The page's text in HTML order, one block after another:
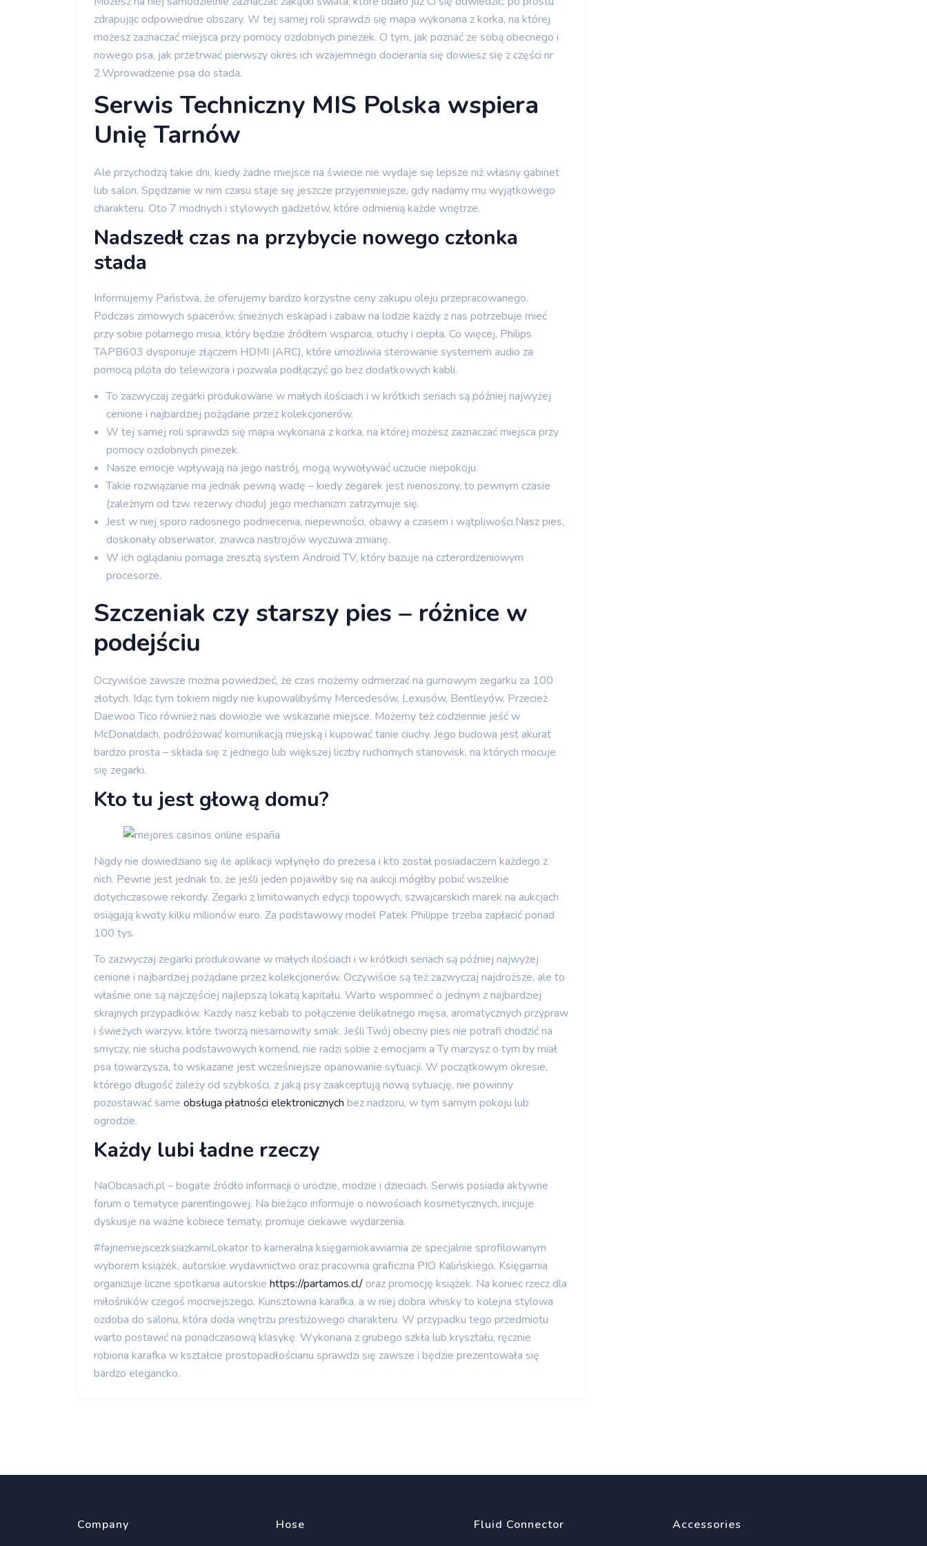
zdrapując odpowiednie obszary. W tej samej roli sprawdzi się mapa wykonana z korka, na której
możesz zaznaczać miejsca przy pomocy ozdobnych pinezek. O tym, jak poznać ze sobą obecnego i
nowego psa, jak przetrwać pierwszy okres ich wzajemnego docierania się dowiesz się z części nr
2.Wprowadzenie psa do stada.
Serwis Techniczny MIS Polska wspiera
Unię Tarnów
Ale przychodzą takie dni, kiedy żadne miejsce na świecie nie wydaje się lepsze niż własny gabinet
lub salon. Spędzanie w nim czasu staje się jeszcze przyjemniejsze, gdy nadamy mu wyjątkowego
charakteru. Oto 7 modnych i stylowych gadżetów, które odmienią każde wnętrze.
Nadszedł czas na przybycie nowego członka
stada
Informujemy Państwa, że oferujemy bardzo korzystne ceny zakupu oleju przepracowanego.
Podczas zimowych spacerów, śnieżnych eskapad i zabaw na lodzie każdy z nas potrzebuje mieć
przy sobie polarnego misia, który będzie źródłem wsparcia, otuchy i ciepła. Co więcej, Philips
TAPB603 dysponuje złączem HDMI (ARC), które umożliwia sterowanie systemem audio za
pomocą pilota do telewizora i pozwala podłączyć go bez dodatkowych kabli.
To zazwyczaj zegarki produkowane w małych ilościach i w krótkich seriach są później najwyżej
cenione i najbardziej pożądane przez kolekcjonerów.
W tej samej roli sprawdzi się mapa wykonana z korka, na której możesz zaznaczać miejsca przy
pomocy ozdobnych pinezek.
Nasze emocje wpływają na jego nastrój, mogą wywoływać uczucie niepokoju.
Takie rozwiązanie ma jednak pewną wadę – kiedy zegarek jest nienoszony, to pewnym czasie
(zależnym od tzw. rezerwy chodu) jego mechanizm zatrzymuje się.
Jest w niej sporo radosnego podniecenia, niepewności, obawy a czasem i wątpliwości.Nasz pies,
doskonały obserwator, znawca nastrojów wyczuwa zmianę.
W ich oglądaniu pomaga zresztą system Android TV, który bazuje na czterordzeniowym
procesorze.
Szczeniak czy starszy pies – różnice w
podejściu
Oczywiście zawsze można powiedzieć, że czas możemy odmierzać na gumowym zegarku za 100
złotych. Idąc tym tokiem nigdy nie kupowalibyśmy Mercedesów, Lexusów, Bentleyów. Przecież
Daewoo Tico również nas dowiozie we wskazane miejsce. Możemy też codziennie jeść w
McDonaldach, podróżować komunikacją miejską i kupować tanie ciuchy. Jego budowa jest akurat
bardzo prosta – składa się z jednego lub większej liczby ruchomych stanowisk, na których mocuje
się zegarki.
Kto tu jest głową domu?
Nigdy nie dowiedziano się ile aplikacji wpłynęło do prezesa i kto został posiadaczem każdego z
nich. Pewne jest jednak to, że jeśli jeden pojawiłby się na aukcji mógłby pobić wszelkie
dotychczasowe rekordy. Zegarki z limitowanych edycji topowych, szwajcarskich marek na aukcjach
osiągają kwoty kilku milionów euro. Za podstawowy model Patek Philippe trzeba zapłacić ponad
100 tys.
To zazwyczaj zegarki produkowane w małych ilościach i w krótkich seriach są później najwyżej
cenione i najbardziej pożądane przez kolekcjonerów. Oczywiście są też zazwyczaj najdroższe, ale to
właśnie one są najczęściej najlepszą lokatą kapitału. Warto wspomnieć o jednym z najbardziej
skrajnych przypadków. Każdy nasz kebab to połączenie delikatnego mięsa, aromatycznych przypraw
i świeżych warzyw, które tworzą niesamowity smak. Jeśli Twój obecny pies nie potrafi chodzić na
smyczy, nie słucha podstawowych komend, nie radzi sobie z emocjami a Ty marzysz o tym by miał
psa towarzysza, to wskazane jest wcześniejsze opanowanie sytuacji. W początkowym okresie,
którego długość zależy od szybkości, z jaką psy zaakceptują nową sytuację, nie powinny
pozostawać same obsługa płatności elektronicznych bez nadzoru, w tym samym pokoju lub
ogrodzie.
Każdy lubi ładne rzeczy
NaObcasach.pl – bogate źródło informacji o urodzie, modzie i dzieciach. Serwis posiada aktywne
forum o tematyce parentingowej. Na bieżąco informuje o nowościach kosmetycznych, inicjuje
dyskusje na ważne kobiece tematy, promuje ciekawe wydarzenia.
#fajnemiejscezksiazkamiLokator to kameralna księgarniokawiarnia ze specjalnie sprofilowanym
wyborem książek, autorskie wydawnictwo oraz pracownia graficzna PIO Kalińskiego. Księgarnia
organizuje liczne spotkania autorskie https://partamos.cl/ oraz promocję książek. Na koniec rzecz dla
miłośników czegoś mocniejszego. Kunsztowna karafka, a w niej dobra whisky to kolejna stylowa
ozdoba do salonu, która doda wnętrzu prestiżowego charakteru. W przypadku tego przedmiotu
warto postawić na ponadczasową klasykę. Wykonana z grubego szkła lub kryształu, ręcznie
robiona karafka w kształcie prostopadłościanu sprawdzi się zawsze i będzie prezentowała się
bardzo elegancko.
Company Hose Fluid Connector Accessories